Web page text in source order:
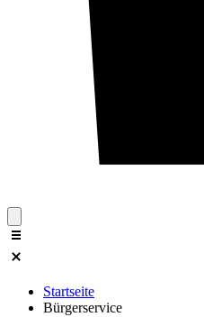
Startseite
Bürgerservice